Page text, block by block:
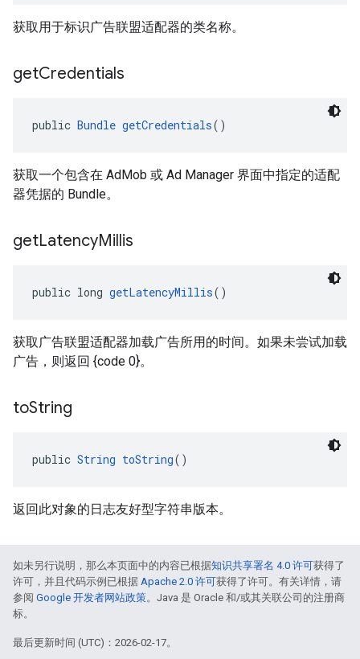
获取用于标识广告联盟适配器的类名称。
getCredentials
public Bundle getCredentials()
获取一个包含在 AdMob 或 Ad Manager 界面中指定的适配
器凭据的 Bundle。
getLatencyMillis
public long getLatencyMillis()
获取广告联盟适配器加载广告所用的时间。如果未尝试加载
广告，则返回 {code 0}。
toString
public String toString()
返回此对象的日志友好型字符串版本。
如未另行说明，那么本页面中的内容已根据知识共享署名 4.0 许可获得了
许可，并且代码示例已根据 Apache 2.0 许可获得了许可。有关详情，请
参阅 Google 开发者网站政策。Java 是 Oracle 和/或其关联公司的注册商
标。
最后更新时间 (UTC)：2026-02-17。